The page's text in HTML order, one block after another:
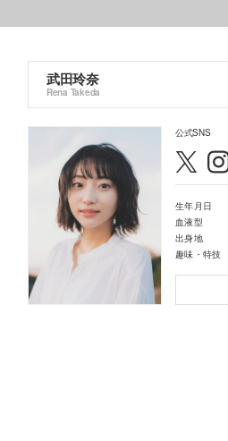
武田玲奈
Rena Takeda
公式SNS
生年月日
血液型
出身地
趣味・特技